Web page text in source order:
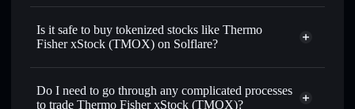
Thermo Fisher xStock
Is it safe to buy tokenized stocks like Thermo
Fisher xStock (TMOX) on Solflare?
1:1 backed,
Do I need to go through any complicated processes
to trade Thermo Fisher xStock (TMOX)?